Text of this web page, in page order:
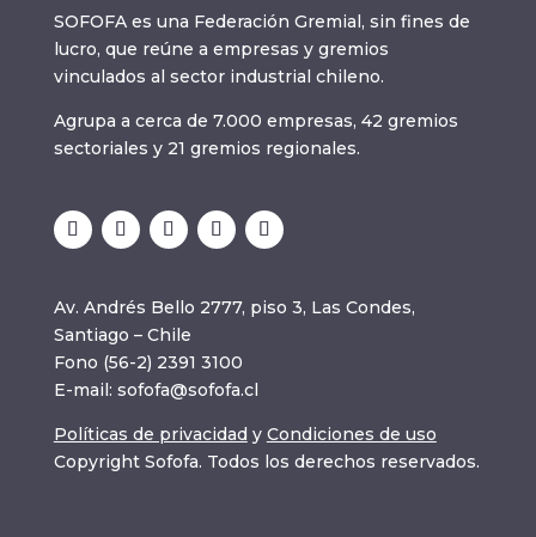
SOFOFA es una Federación Gremial, sin fines de
lucro, que reúne a empresas y gremios
vinculados al sector industrial chileno.
Agrupa a cerca de 7.000 empresas, 42 gremios
sectoriales y 21 gremios regionales.
Av. Andrés Bello 2777, piso 3, Las Condes,
Santiago – Chile
Fono (56-2) 2391 3100
E-mail: sofofa@sofofa.cl
Políticas de privacidad y Condiciones de uso
Copyright Sofofa. Todos los derechos reservados.